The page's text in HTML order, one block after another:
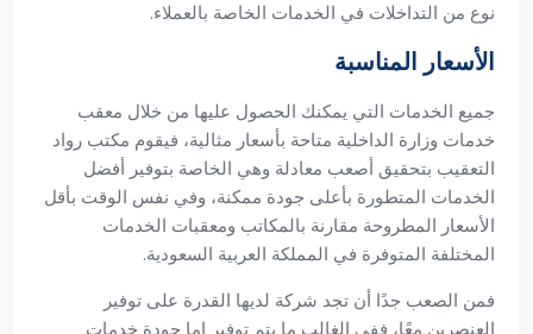
نوع من التداخلات في الخدمات الخاصة بالعملاء.
الأسعار المناسبة
جميع الخدمات التي يمكنك الحصول عليها من خلال معقب
خدمات وزارة الداخلية متاحة بأسعار مثالية، فيقوم مكتب رواد
التعقيب بتحقيق أصعب معادلة وهي الخاصة بتوفير أفضل
الخدمات المتطورة بأعلى جودة ممكنة، وفي نفس الوقت بأقل
الأسعار المطروحة مقارنة بالمكاتب ومعقبات الخدمات
المختلفة المتوفرة في المملكة العربية السعودية.
فمن الصعب جدًا أن تجد شركة لديها القدرة على توفير